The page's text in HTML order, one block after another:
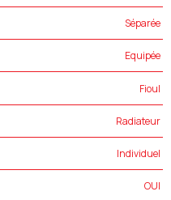
Séparée
Equipée
Fioul
Radiateur
Individuel
OUI